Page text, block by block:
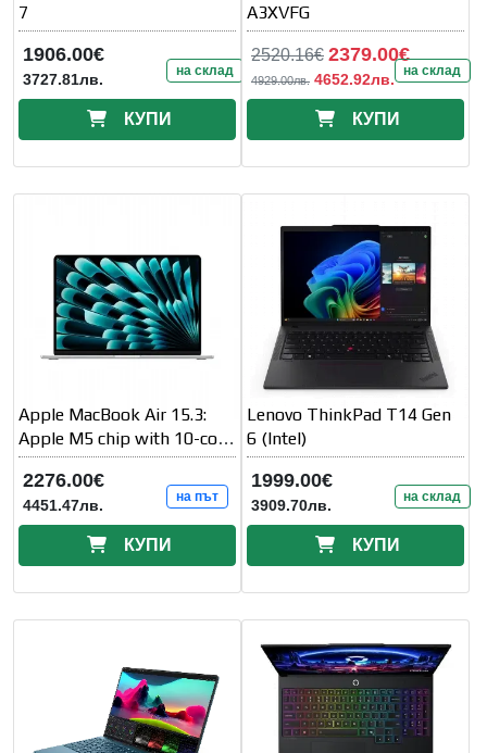
7
1906.00€
3727.81лв. на склад
КУПИ
A3XVFG
2520.16€ 2379.00€
4929.00лв. 4652.92лв. на склад
КУПИ
Apple MacBook Air 15.3:
Apple M5 chip with 10-core
CPU and 10-core GPU
2276.00€
4451.47лв. на път
КУПИ
Lenovo ThinkPad T14 Gen
6 (Intel)
1999.00€
3909.70лв. на склад
КУПИ